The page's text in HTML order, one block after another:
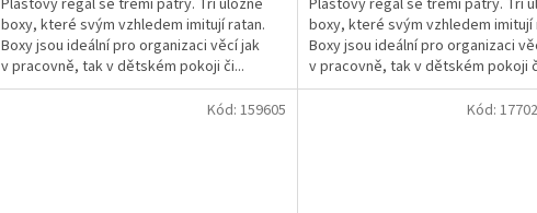
boxy, které svým vzhledem imitují ratan.
Boxy jsou ideální pro organizaci věcí jak
v pracovně, tak v dětském pokoji či...
boxy, které svým vzhledem imitují
Boxy jsou ideální pro organizaci
v pracovně, tak v dětském pokoji
Kód: 159605 Kód: